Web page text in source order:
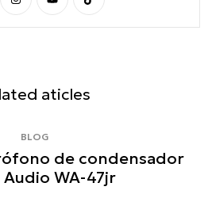
aticles
BLOG
de condensador
WA-47jr